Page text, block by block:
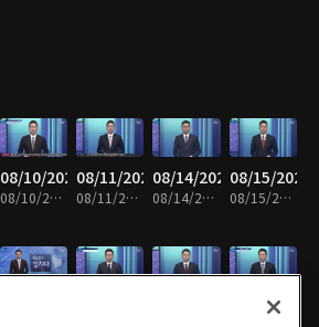
08/10/2023
08/10/2023 • 1시간 25분
08/11/2023
08/11/2023 • 1시간 25분
08/14/2023
08/14/2023 • 1시간 25분
08/15/2023
08/15/2023 • 1시간 26분
08/23/2023